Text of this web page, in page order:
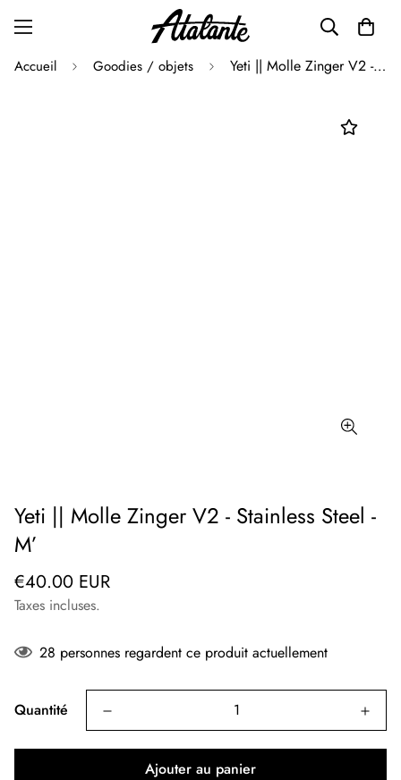
Accueil Goodies / objets Yeti || Molle Zinger V2 - Stainless Steel - M’
Yeti || Molle Zinger V2 - Stainless Steel -
M’
Prix
régulier
€40.00 EUR
Taxes incluses.
28 personnes regardent ce produit actuellement
Quantité
Ajouter au panier